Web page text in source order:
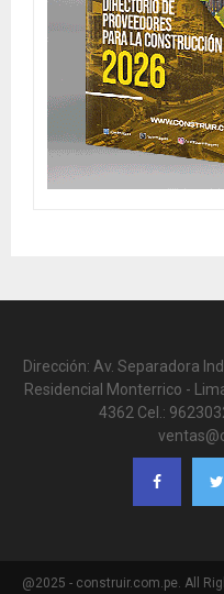
Dirección: Av. Separadora
Residencial Monterrico -
4362 Cel.:
@2025 - construir.com.pe. All